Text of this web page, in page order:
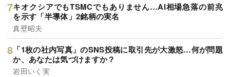
キオクシアでもTSMCでもありません…AI相場急落の前兆
を示す「半導体」2銘柄の実名
真壁昭夫
「1枚の社内写真」のSNS投稿に取引先が大激怒…何が問題
か、あなたは気づけますか？
岩田いく実